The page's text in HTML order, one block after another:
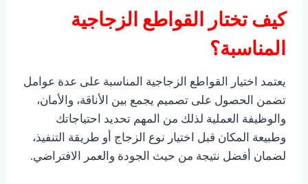
كيف تختار القواطع الزجاجية
المناسبة؟
يعتمد اختيار القواطع الزجاجية المناسبة على عدة عوامل
تضمن الحصول على تصميم يجمع بين الأناقة، والأمان،
والوظيفة العملية لذلك من المهم تحديد احتياجاتك
وطبيعة المكان قبل اختيار نوع الزجاج أو طريقة التنفيذ،
لضمان أفضل نتيجة من حيث الجودة والعمر الافتراضي.